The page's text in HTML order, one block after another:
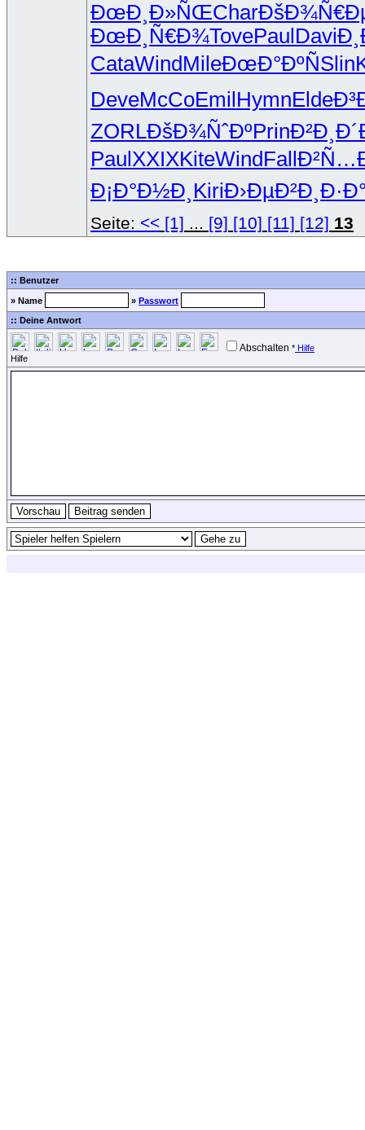
ÐœÐ¸Ð»ÑŒChar
ÐœÐ¸Ñ€Ð¾TovePaul Davi
CataWindMileÐœÐ°ÐºÑSlin
DeveMcCoEmil HymnElde
ZORLÐšÐ¾ÑˆÐºPrin
Paul XXIXKiteWindFall
Ð¡Ð°Ð½Ð¸ KiriÐ›ÐµÐ²Ð¸
Seite: << [1] ... [9] [10] [11] [12] 13
:: Benutzer
» Name » Passwort
:: Deine Antwort
Abschalten * Hilfe
Hilfe